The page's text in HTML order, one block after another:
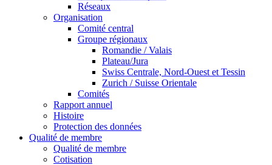
Réseaux
Organisation
Comité central
Groupe régionaux
Romandie / Valais
Plateau/Jura
Swiss Centrale, Nord-Ouest et Tessin
Zurich / Suisse Orientale
Comités
Rapport annuel
Histoire
Protection des données
Qualité de membre
Qualité de membre
Cotisation